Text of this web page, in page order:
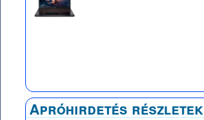
Apróhirdetés részletek